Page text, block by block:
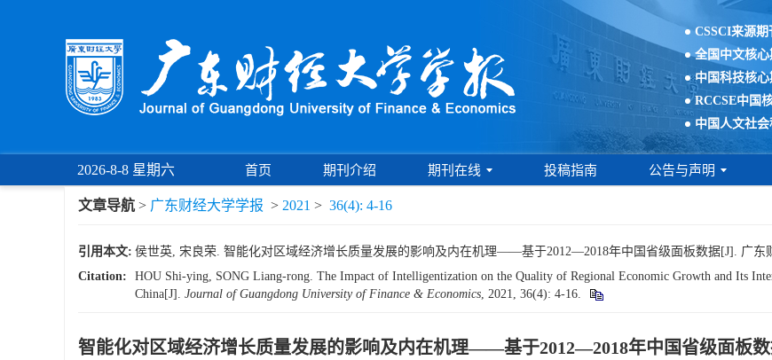
CSSCI来源期
全国中文核心
中国科技核心
RCCSE中国
中国人文社
2026-8-8 星期六 首页 期刊介绍 期刊在线 投稿指南 公告与声明
文章导航 > 广东财经大学学报 > 2021 > 36(4): 4-16
引用本文: 侯世英, 宋良荣. 智能化对区域经济增长质量发展的影响及内在机理——基于2012—2018年中国省级面板数据[J]. 广东
Citation:
HOU Shi-ying, SONG Liang-rong. The Impact of Intelligentization on the Quality of Regional Economic Growth and Its
China[J]. Journal of Guangdong University of Finance & Economics, 2021, 36(4): 4-16.
智能化对区域经济增长质量发展的影响及内在机理——基于2012—2018年中国省级面板